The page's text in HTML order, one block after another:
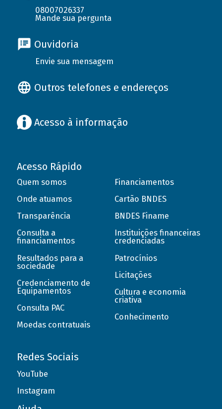
08007026337
Mande sua pergunta
Ouvidoria
Envie sua mensagem
Outros telefones e endereços
Acesso à informação
Acesso Rápido
Quem somos
Onde atuamos
Transparência
Consulta a
financiamentos
Resultados para a
sociedade
Credenciamento de
Equipamentos
Consulta PAC
Moedas contratuais
Financiamentos
Cartão BNDES
BNDES Finame
Instituições financeiras
credenciadas
Patrocínios
Licitações
Cultura e economia
criativa
Conhecimento
Redes Sociais
YouTube
Instagram